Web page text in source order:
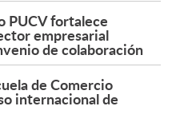
PUCV fortalece
empresarial
de colaboración
de Comercio
internacional de